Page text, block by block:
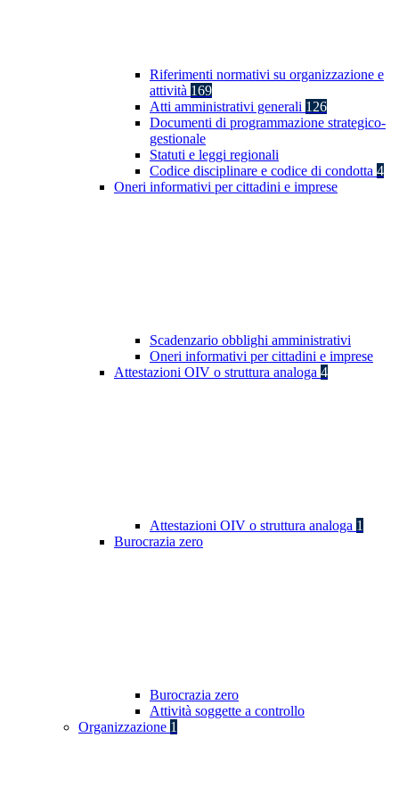
Riferimenti normativi su organizzazione e
attività 169
Atti amministrativi generali 126
Documenti di programmazione strategico-
gestionale
Statuti e leggi regionali
Codice disciplinare e codice di condotta 4
Oneri informativi per cittadini e imprese
Scadenzario obblighi amministrativi
Oneri informativi per cittadini e imprese
Attestazioni OIV o struttura analoga 4
Attestazioni OIV o struttura analoga 1
Burocrazia zero
Burocrazia zero
Attività soggette a controllo
Organizzazione 1